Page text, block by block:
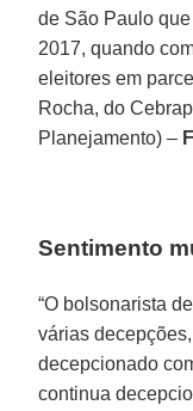
de São Paulo
2017, quando
eleitores em
Rocha, do
Planejamento) –
Sentimento
“O bolsonarista
várias
decepcionado
continua